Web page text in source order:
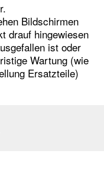
Bildschirmen
drauf hingewiesen
ist oder
Wartung (wie
Ersatzteile)